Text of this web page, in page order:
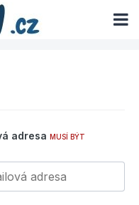
adresa MUSÍ BÝT